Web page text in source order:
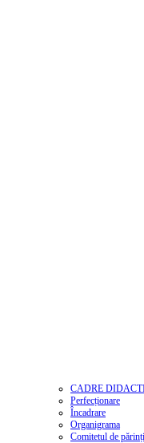
CADRE
Perfecționare
Încadrare
Organigrama
Comitetul de părinți